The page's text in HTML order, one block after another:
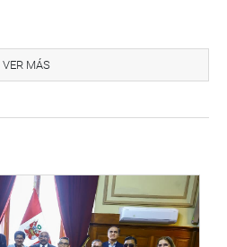
de los ministros serán
por la comisión.
la Contraloría
de Fiscalización y
el dictamen recaído
2025-CR, de autoría del
Gonzáles (bancad SP), que
remunerativa de los
VER MÁS